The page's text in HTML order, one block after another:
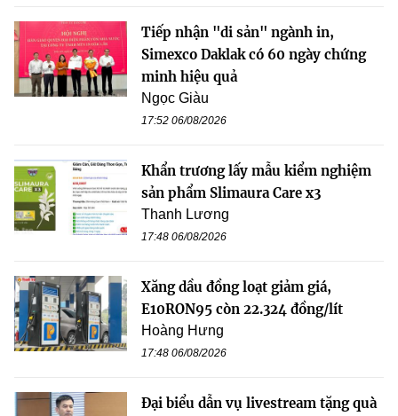
Tiếp nhận "di sản" ngành in,
Simexco Daklak có 60 ngày chứng
minh hiệu quả
Ngọc Giàu
17:52 06/08/2026
Khẩn trương lấy mẫu kiểm nghiệm
sản phẩm Slimaura Care x3
Thanh Lương
17:48 06/08/2026
Xăng dầu đồng loạt giảm giá,
E10RON95 còn 22.324 đồng/lít
Hoàng Hưng
17:48 06/08/2026
Đại biểu dẫn vụ livestream tặng quà